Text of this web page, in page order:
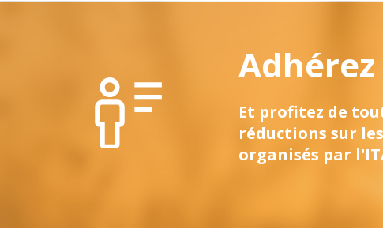
Adhérez
Et profitez de
réductions sur
organisés par